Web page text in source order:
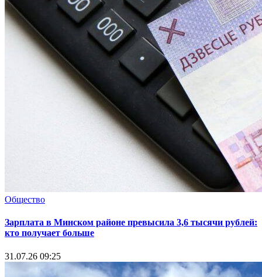
Общество
Зарплата в Минском районе превысила 3,6 тысячи рублей:
кто получает больше
31.07.26 09:25